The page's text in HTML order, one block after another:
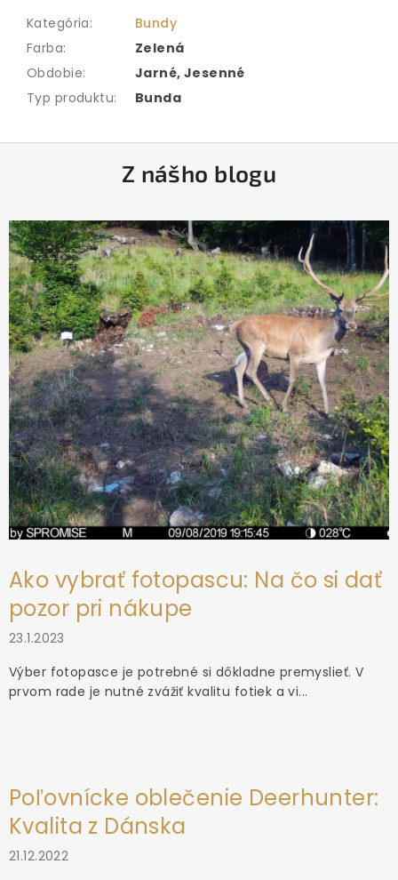
Kategória:
Bundy
Farba:
Zelená
Obdobie:
Jarné, Jesenné
Typ produktu: Bunda
ä
e
Z nášho blogu
Ako vybrať fotopascu: Na čo si dať
pozor pri nákupe
23.1.2023
Výber fotopasce je potrebné si dôkladne premyslieť. V
prvom rade je nutné zvážiť kvalitu fotiek a vi...
Poľovnícke oblečenie Deerhunter:
Kvalita z Dánska
21.12.2022